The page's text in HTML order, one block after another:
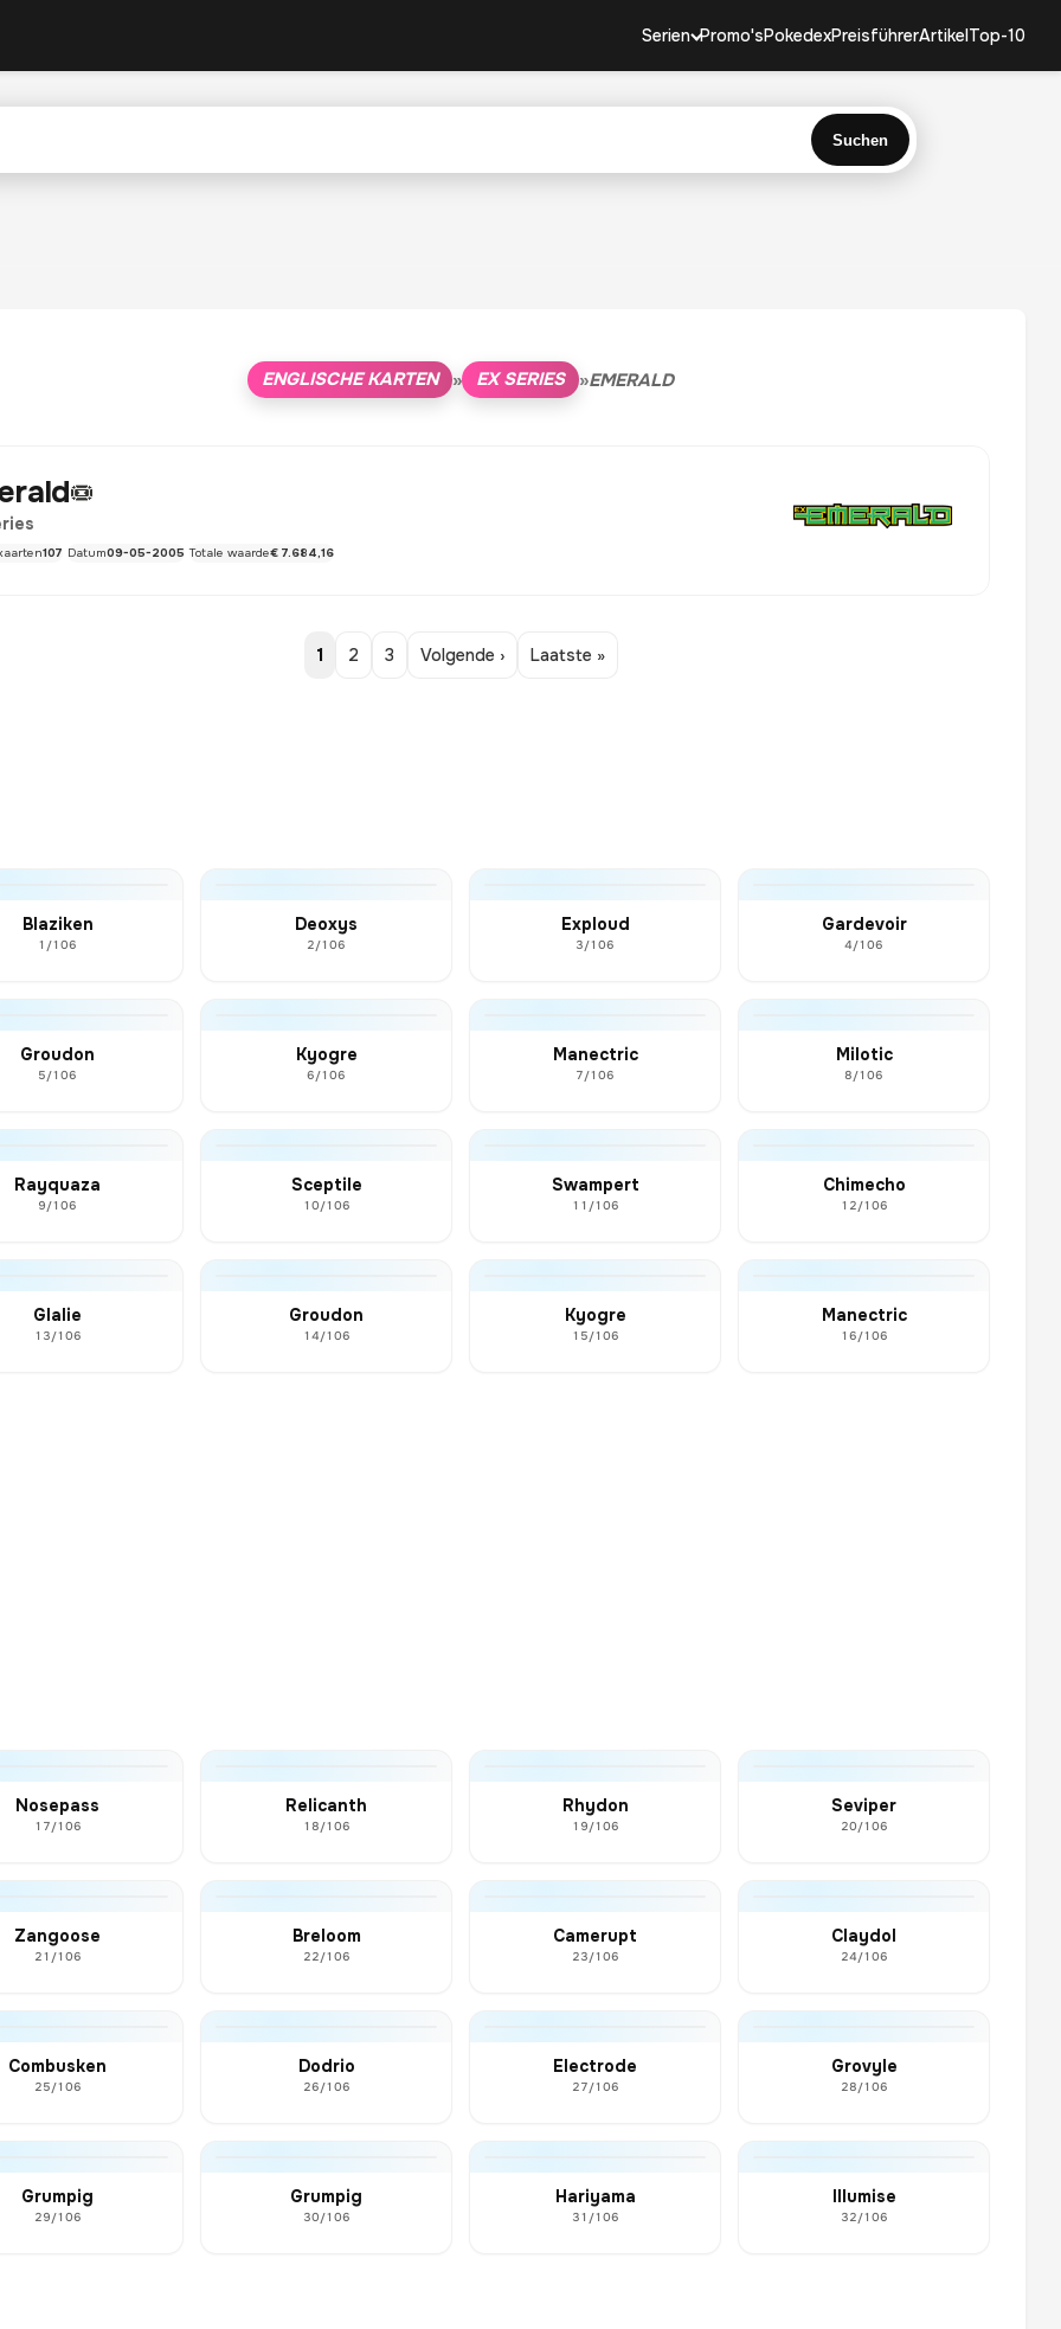
Serien Promo'sPokedexPreisführerArtikelTop-10
Suchen
ENGLISCHE KARTEN » EX SERIES »EMERALD
107 Datum09-05-2005 Totale waarde€ 7.684,16
1 2 3 Volgende › Laatste »
Blaziken
1/106
Deoxys
2/106
Exploud
3/106
Gardevoir
4/106
Groudon
5/106
Kyogre
6/106
Manectric
7/106
Milotic
8/106
Rayquaza
9/106
Sceptile
10/106
Swampert
11/106
Chimecho
12/106
Glalie
13/106
Groudon
14/106
Kyogre
15/106
Manectric
16/106
Nosepass
17/106
Relicanth
18/106
Rhydon
19/106
Seviper
20/106
Zangoose
21/106
Breloom
22/106
Camerupt
23/106
Claydol
24/106
Combusken
25/106
Dodrio
26/106
Electrode
27/106
Grovyle
28/106
Grumpig
29/106
Grumpig
30/106
Hariyama
31/106
Illumise
32/106